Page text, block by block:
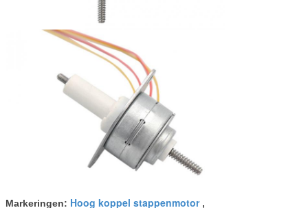
Markeringen: Hoog koppel stappenmotor,